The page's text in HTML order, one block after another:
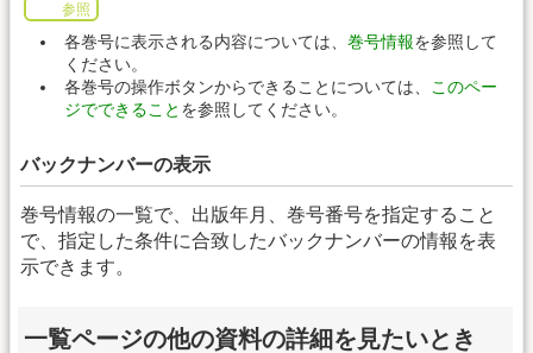
参照
各巻号に表示される内容については、 巻号情報を参照して
ください。
各巻号の操作ボタンからできることについては、
このペー
ジでできること を参照してください。
バックナンバーの表示
巻号情報の一覧で、出版年月、巻号番号を指定すること
で、指定した条件に合致したバックナンバーの情報を表
示できます。
一覧ページの他の資料の詳細を見たいとき